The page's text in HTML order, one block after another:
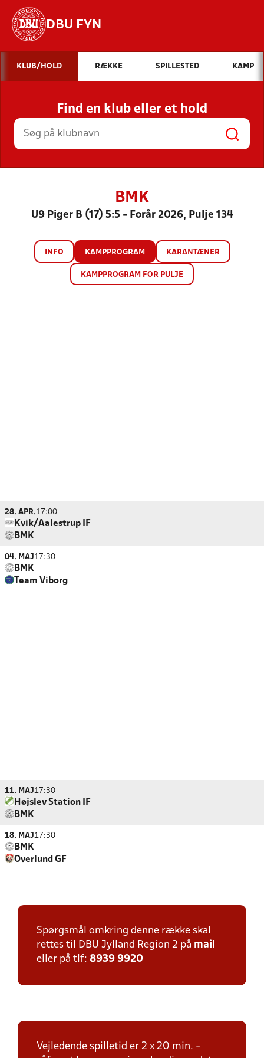
DBU FYN
Hvad vil du søge efter?
INDHOLD OG NYHEDER
STILLINGER, RESULTATER, KLUBBER OG
HOLD
KLUB/HOLD RÆKKE SPILLESTED KAMP
Find en klub eller et hold
BMK
U9 Piger B (17) 5:5 - Forår 2026, Pulje 134
INFO KAMPPROGRAM KARANTÆNER
KAMPPROGRAM FOR PULJE
28. APR.17:00
Kvik/Aalestrup IF
BMK
04. MAJ17:30
BMK
Team Viborg
11. MAJ17:30
Højslev Station IF
BMK
18. MAJ17:30
BMK
Overlund GF
Spørgsmål omkring denne række skal
rettes til DBU Jylland Region 2 på mail
eller på tlf: 8939 9920
Vejledende spilletid er 2 x 20 min. -